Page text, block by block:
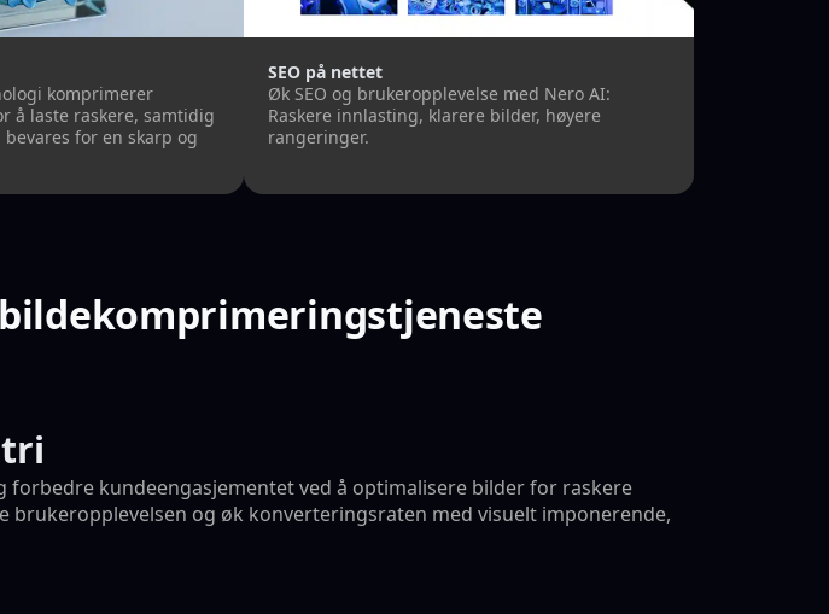
komprimerer
å laste raskere, samtidig
for en skarp og
SEO på nettet
Øk SEO og brukeropplevelse med Nero AI:
Raskere innlasting, klarere bilder, høyere
rangeringer.
forbedre kundeengasjementet ved å optimalisere bilder for raskere
brukeropplevelsen og øk konverteringsraten med visuelt imponerende,